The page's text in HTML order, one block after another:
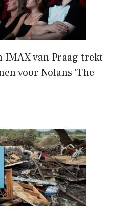
IMAX van Praag trekt
voor Nolans ‘The